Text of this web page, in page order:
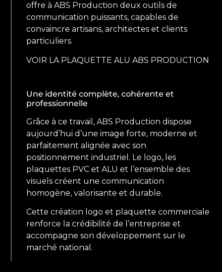
offre à ABS Production deux outils de
communication puissants, capables de
convaincre artisans, architectes et clients
particuliers.
VOIR LA PLAQUETTE ALU ABS PRODUCTION
Une identité complète, cohérente et
professionnelle
Grâce à ce travail, ABS Production dispose
aujourd’hui d’une image forte, moderne et
parfaitement alignée avec son
positionnement industriel. Le logo, les
plaquettes PVC et ALU et l’ensemble des
visuels créent une communication
homogène, valorisante et durable.
Cette création logo et plaquette commerciale
renforce la crédibilité de l’entreprise et
accompagne son développement sur le
marché national.